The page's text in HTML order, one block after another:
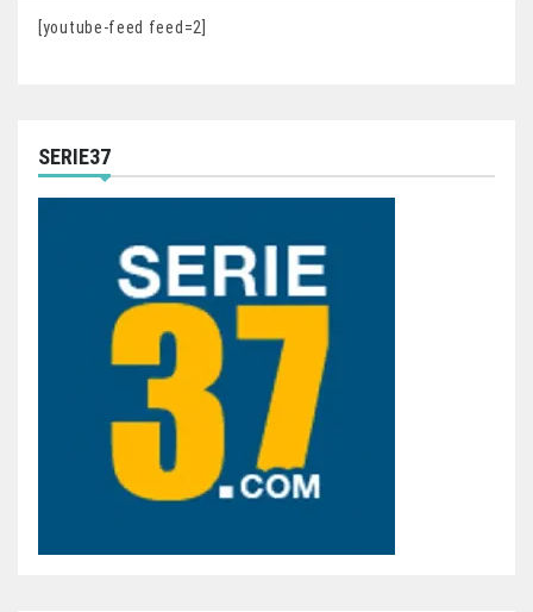
[youtube-feed feed=2]
SERIE37